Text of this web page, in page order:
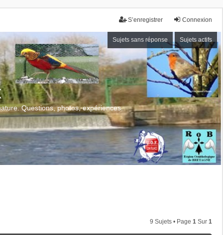
Connexion
S’enregistrer
Sujets sans réponse Sujets actifs
Questions, photos, expériences.
9 Sujets • Page 1 Sur 1